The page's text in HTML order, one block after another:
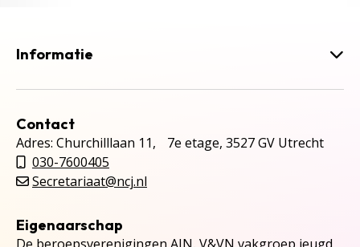
Informatie
Contact
Adres: Churchilllaan 11, 7e etage, 3527 GV Utrecht
030-7600405
Secretariaat@ncj.nl
Eigenaarschap